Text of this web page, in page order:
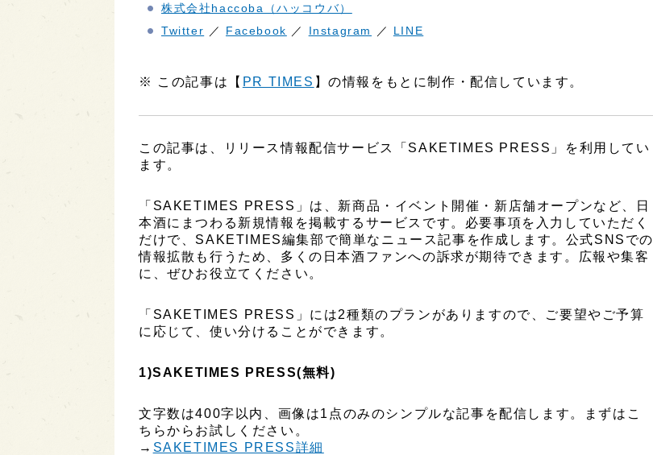
株式会社haccoba（ハッコウバ）
Twitter ／ Facebook ／ Instagram ／ LINE
※ この記事は【 PR TIMES 】の情報をもとに制作・配信しています。
この記事は、リリース情報配信サービス「SAKETIMES PRESS」を利用してい
ます。
「SAKETIMES PRESS」は、新商品・イベント開催・新店舗オープンなど、日
本酒にまつわる新規情報を掲載するサービスです。必要事項を入力していただく
だけで、SAKETIMES編集部で簡単なニュース記事を作成します。公式SNSでの
情報拡散も行うため、多くの日本酒ファンへの訴求が期待できます。広報や集客
に、ぜひお役立てください。
「SAKETIMES PRESS」には2種類のプランがありますので、ご要望やご予算
に応じて、使い分けることができます。
1)SAKETIMES PRESS(無料)
文字数は400字以内、画像は1点のみのシンプルな記事を配信します。まずはこ
ちらからお試しください。
→ SAKETIMES PRESS詳細